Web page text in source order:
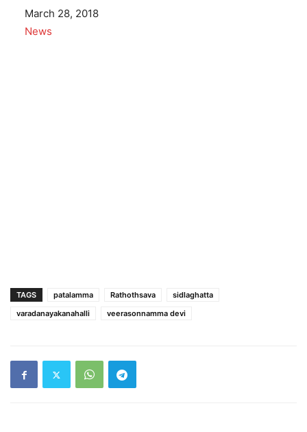
Date
March 28, 2018
In relation to
News
TAGS patalamma Rathothsava
sidlaghatta
varadanayakanahalli
veerasonnamma devi